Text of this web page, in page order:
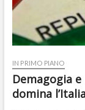
IN PRIMO PIANO
Demagogia
domina